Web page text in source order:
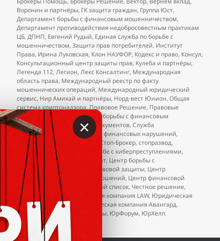
Воронин и партнёры, ГК защита граждан, Группа Юст,
Департамент борьбы с финансовым мошенничеством,
Департамент противодействия недобросовестным практикам
ЦБ,ДПНП, Евгений Рудый, Единая служба по борьбе с
мошенничеством,Защита прав потребителей, Институт
Права, Ирина Луковская, Клон НАУФОР, Кодекс и право, Консул,
Консультационный центр защиты прав, Кулеба и партнёры,
Легенда 112,Легион,Лекс Консалтинг, Международная
область права, Международный реестр по факту
мошеннических операций, Международный юридический
сервис, Нир Амихай и партнёры, Норд-вест Юнион,Общая
система криптонадзора,Правовое Решение, Правовые
решения
Ростправо,Служба борьбы с финансовым
мошенничеством
Служба документов,Служба
противодействия и контроля финансовых нарушений,
Стандарт Реал
Стоп-Брокер,стопразвод,
Федеральный проект по борьбе с киберпреступлениями,
Фемида
Финансовый возврат, Центр борьбы с
мошенничеством
Центр правовой защиты, Центр
регулирования торговых отношений, Центр финансовой
защиты
ЦРОФР чёрный список, Честное решение,
Юлия Дальман, Юридическая компания LAW, Юридическая
компания «Консул»
Юридическая компания Авангард,
Юринформ,юристы-аферисты, ЮрФорум, ЮрХелп
2 комментарияк записи
×